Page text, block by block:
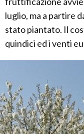
luglio, ma a partire
stato piantato. Il
quindici ed i venti